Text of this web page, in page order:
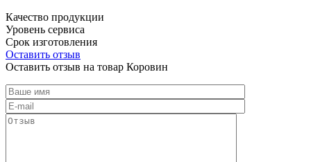
Качество продукции
Уровень сервиса
Срок изготовления
Оставить отзыв
Оставить отзыв на товар Коровин